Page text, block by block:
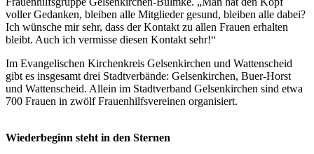
voller Gedanken, bleiben alle Mitglieder gesund, bleiben alle dabei?
Ich wünsche mir sehr, dass der Kontakt zu allen Frauen erhalten
bleibt. Auch ich vermisse diesen Kontakt sehr!“
Im Evangelischen Kirchenkreis Gelsenkirchen und Wattenscheid
gibt es insgesamt drei Stadtverbände: Gelsenkirchen, Buer-Horst
und Wattenscheid. Allein im Stadtverband Gelsenkirchen sind etwa
700 Frauen in zwölf Frauenhilfsvereinen organisiert.
Wiederbeginn steht in den Sternen